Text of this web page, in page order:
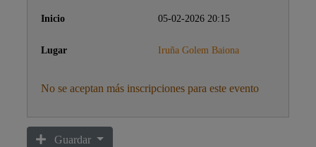
05-02-2026 20:15
Iruña Golem Baiona
No se aceptan más inscripciones para este evento
Guardar